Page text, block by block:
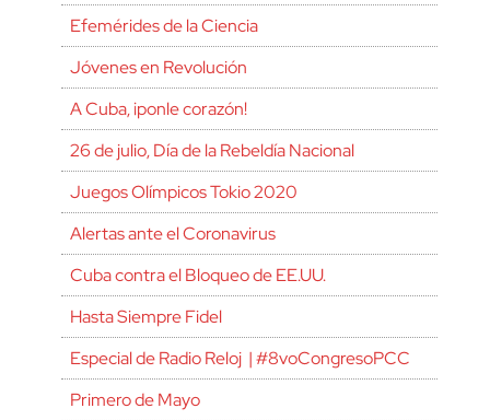
Efemérides de la Ciencia
Jóvenes en Revolución
A Cuba, ¡ponle corazón!
26 de julio, Día de la Rebeldía Nacional
Juegos Olímpicos Tokio 2020
Alertas ante el Coronavirus
Cuba contra el Bloqueo de EE.UU.
Hasta Siempre Fidel
Especial de Radio Reloj | #8voCongresoPCC
Primero de Mayo